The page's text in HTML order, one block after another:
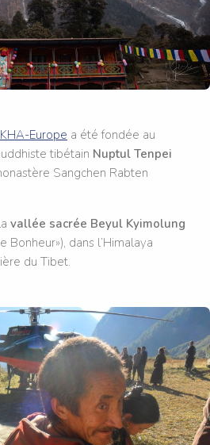
Europe a été fondée au
tibétain Nuptul Tenpei
Sangchen Rabten
vallée sacrée Beyul Kyimolung
Bonheur»), dans l’Himalaya
du Tibet.